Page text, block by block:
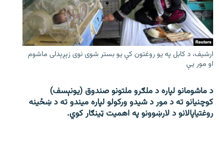
ارشیف، د کابل په یو روغتون کې یو بستر شوی نوی زېږېدلی ماشوم
او مور یې
د ماشومانو لپاره د ملګرو ملتونو صندوق (یونېسف)
کوچنیانو ته د مور د شیدو ورکولو لپاره میندو ته د ښځینه
روغتیاپالانو د لارښوونو په اهمیت ټینګار کوي.